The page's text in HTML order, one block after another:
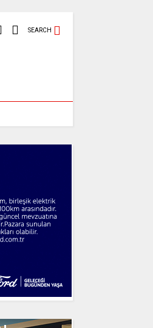
SEARCH